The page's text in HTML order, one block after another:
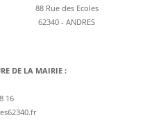
88 Rue des Ecoles
62340 - ANDRES
DE LA MAIRIE :
16